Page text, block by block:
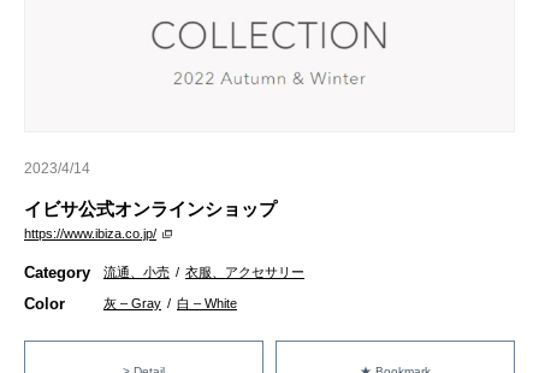
2023/4/14
イビサ公式オンラインショップ
https://www.ibiza.co.jp/
Category 流通、小売 / 衣服、アクセサリー
Color 灰 – Gray / 白 – White